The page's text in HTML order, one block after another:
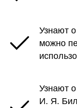
Узнают
можно
Узнают
И. Я.